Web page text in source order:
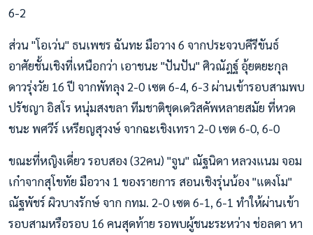
6-2
ส่วน "โอเว่น" ธนเพชร ฉันทะ มือวาง 6 จากประจวบคีรีขันธ์
อาศัยชั้นเชิงที่เหนือกว่า เอาชนะ "ปันปัน" ศิวณัฎฐ์ อุ้ยตยะกุล
ดาวรุ่งวัย 16 ปี จากพัทลุง 2-0 เซต 6-4, 6-3 ผ่านเข้ารอบสามพบ
ปรัชญา อิสโร หนุ่มสงขลา ทีมชาติชุดเดวิสคัพหลายสมัย ที่หวด
ชนะ พศวีร์ เหรียญสุวงษ์ จากฉะเชิงเทรา 2-0 เซต 6-0, 6-0
ขณะที่หญิงเดี่ยว รอบสอง (32คน) "จูน" ณัฐนิดา หลวงแนม จอม
เก๋าจากสุโขทัย มือวาง 1 ของรายการ สอนเชิงรุ่นน้อง "แตงโม"
ณัฐพัชร์ ผิวบางรักษ์ จาก กทม. 2-0 เซต 6-1, 6-1 ทำให้ผ่านเข้า
รอบสามหรือรอบ 16 คนสุดท้าย รอพบผู้ชนะระหว่าง ช่อลดา หา